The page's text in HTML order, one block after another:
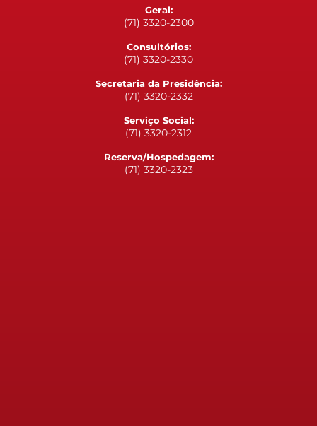
Geral:
(71) 3320-2300
Consultórios:
(71) 3320-2330
Secretaria da Presidência:
(71) 3320-2332
Serviço Social:
(71) 3320-2312
Reserva/Hospedagem:
(71) 3320-2323